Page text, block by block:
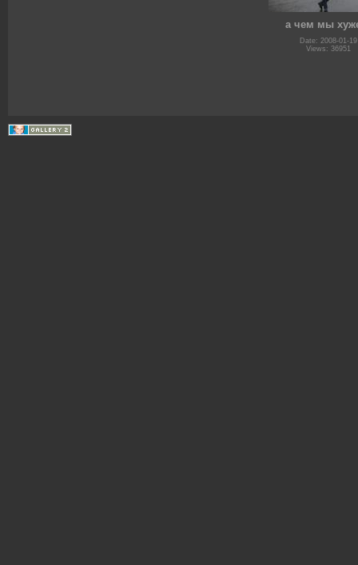
а чем мы
Date: 2008-01-19
Views: 36951